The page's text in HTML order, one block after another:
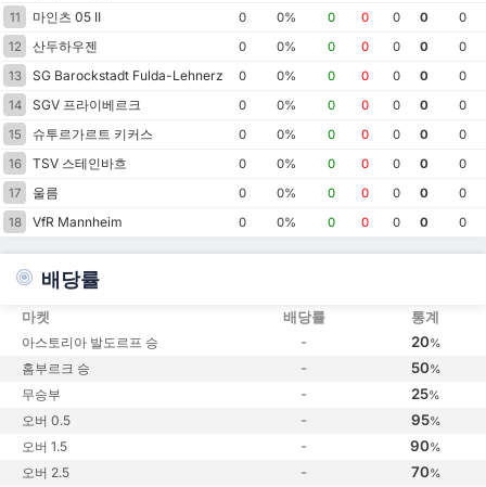
11
마인츠 05 II 0 0% 0 0 0 0
0
12
산두하우젠 0 0% 0 0 0 0
0
13
SG Barockstadt Fulda-Lehnerz 0 0% 0 0 0 0
0
14
SGV 프라이베르크 0 0% 0 0 0 0
0
15
슈투르가르트 키커스 0 0% 0 0 0 0
0
16
TSV 스테인바흐 0 0% 0 0 0 0
0
17
울름 0 0% 0 0 0 0
0
18
VfR Mannheim 0 0% 0 0 0 0 0
배당률
마켓 배당률 통계
아스토리아 발도르프 승 - 20%
홈부르크 승 - 50%
무승부 - 25%
오버 0.5 - 95%
오버 1.5 - 90%
오버 2.5 - 70%